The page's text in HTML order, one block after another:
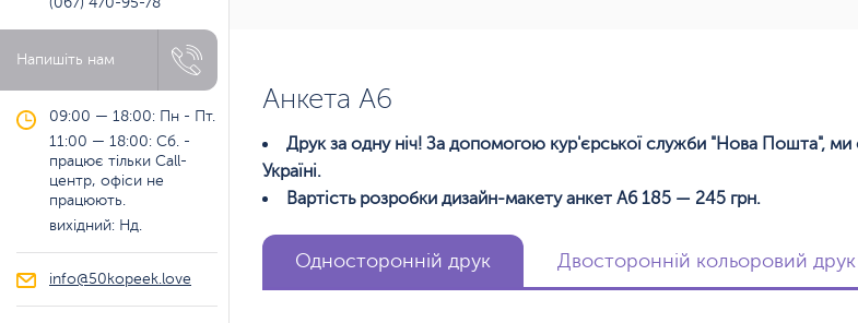
Анкета A6
Друк за одну ніч! За допомогою кур'єрської служби "Нова Пошта", ми
Україні.
Вартість розробки дизайн-макету анкет А6 185 — 245 грн.
Односторонній друк Двосторонній кольоровий друк
Напишіть нам
09:00 — 18:00: Пн - Пт.
11:00 — 18:00: Сб. -
працює тільки Call-
центр, офіси не
працюють.
вихідний: Нд.
info@50kopeek.love